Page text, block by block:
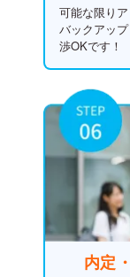
可能な限り
バックアッ
渉OKです！
内定